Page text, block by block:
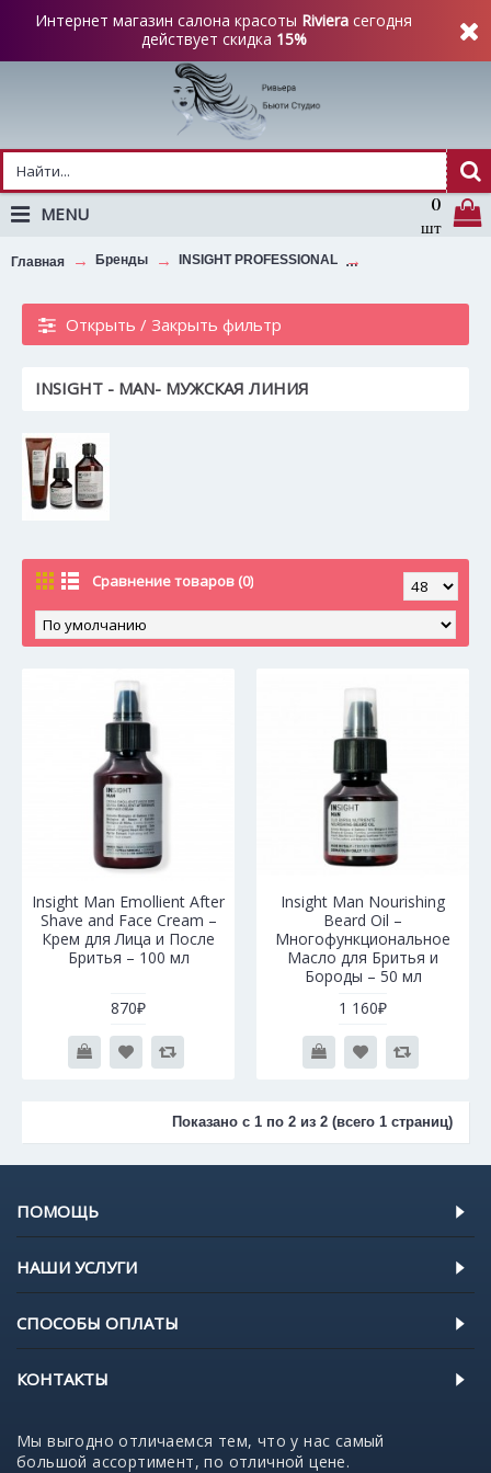
Интернет магазин салона красоты Riviera сегодня
действует скидка 15%
0
шт
MENU
Главная Бренды INSIGHT PROFESSIONAL
Открыть / Закрыть фильтр
INSIGHT - MAN- МУЖСКАЯ ЛИНИЯ
Сравнение товаров (0)
Insight Man Emollient After
Shave and Face Cream –
Крем для Лица и После
Бритья – 100 мл
870₽
Insight Man Nourishing
Beard Oil –
Многофункциональное
Масло для Бритья и
Бороды – 50 мл
1 160₽
Показано с 1 по 2 из 2 (всего 1 страниц)
ПОМОЩЬ
НАШИ УСЛУГИ
СПОСОБЫ ОПЛАТЫ
КОНТАКТЫ
Мы выгодно отличаемся тем, что у нас самый
большой ассортимент, по отличной цене.